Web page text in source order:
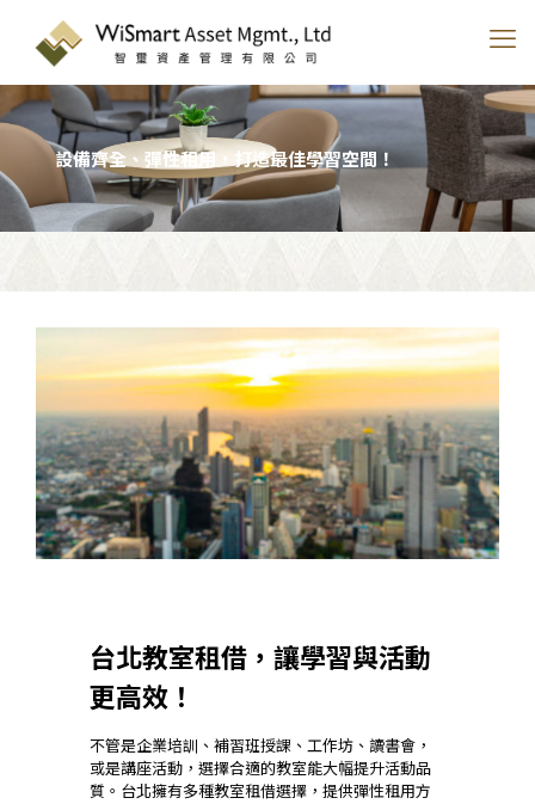
設備齊全、彈性租用，打造最佳學習空間！
台北教室租借，讓學習與活動
更高效！
不管是企業培訓、補習班授課、工作坊、讀書會，
或是講座活動，選擇合適的教室能大幅提升活動品
質。台北擁有多種教室租借選擇，提供彈性租用方